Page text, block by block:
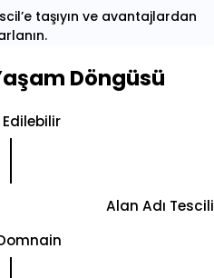
taşıyın ve avantajlardan
Döngüsü
Edilebilir
Alan Adı Tescili